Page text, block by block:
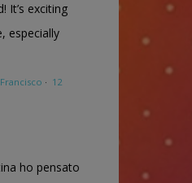
It’s exciting
especially
· 12
ho pensato